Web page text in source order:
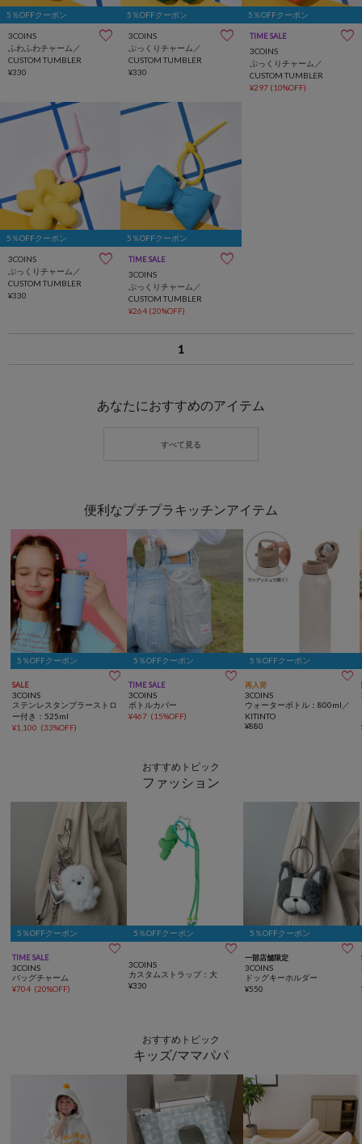
5％OFFクーポン
3COINS
ふわふわチャーム／
CUSTOM TUMBLER
¥330
5％OFFクーポン
3COINS
ぷっくりチャーム／
CUSTOM TUMBLER
¥330
5％OFFクーポン
TIME SALE
3COINS
ぷっくりチャーム／
CUSTOM TUMBLER
¥297 (10%OFF)
5％OFFクーポン
3COINS
ぷっくりチャーム／
CUSTOM TUMBLER
¥330
5％OFFクーポン
TIME SALE
3COINS
ぷっくりチャーム／
CUSTOM TUMBLER
¥264 (20%OFF)
1
あなたにおすすめのアイテム
便利なプチプラキッチンアイテム
5％OFFクーポン
SALE 
3COINS
ステンレスタンブラーストロ
ー付き：525ml
¥1,100 (33%OFF)
5％OFFクーポン
TIME SALE 
3COINS
ボトルカバー
¥467 (15%OFF)
5％OFFクーポン
再入荷 
3COINS
ウォーターボトル：800ml／
KITINTO
¥880
おすすめトピック
ファッション
5％OFFクーポン
TIME SALE 
3COINS
バッグチャーム
¥704 (20%OFF)
5％OFFクーポン

3COINS
カスタムストラップ：大
¥330
5％OFFクーポン
一部店舗限定 
3COINS
ドッグキーホルダー
¥550
おすすめトピック
キッズ/ママパパ